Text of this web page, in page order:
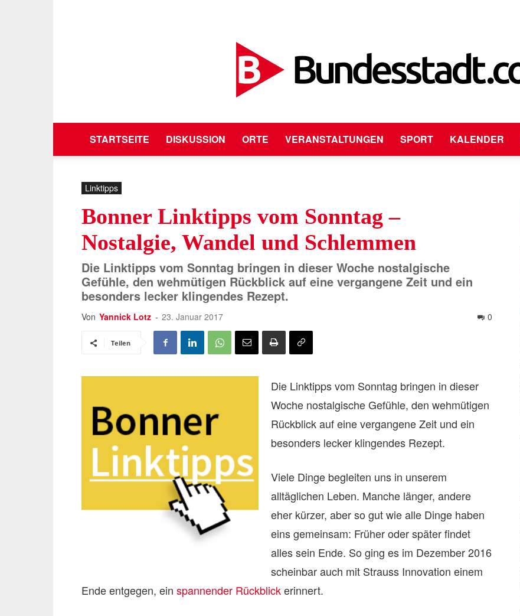
Bundesstadt.com
STARTSEITE DISKUSSION ORTE VERANSTALTUNGEN SPORT KALENDER
Linktipps
Bonner Linktipps vom Sonntag –
Nostalgie, Wandel und Schlemmen
Die Linktipps vom Sonntag bringen in dieser Woche nostalgische
Gefühle, den wehmütigen Rückblick auf eine vergangene Zeit und ein
besonders lecker klingendes Rezept.
Von Yannick Lotz - 23. Januar 2017 0
Teilen
Die Linktipps vom Sonntag bringen in dieser
Woche nostalgische Gefühle, den wehmütigen
Rückblick auf eine vergangene Zeit und ein
besonders lecker klingendes Rezept.
Viele Dinge begleiten uns in unserem
alltäglichen Leben. Manche länger, andere
eher kürzer, aber so gut wie alle Dinge haben
eins gemeinsam: Früher oder später findet
alles sein Ende. So ging es im Dezember 2016
scheinbar auch mit Strauss Innovation einem
Ende entgegen, ein spannender Rückblickerinnert.